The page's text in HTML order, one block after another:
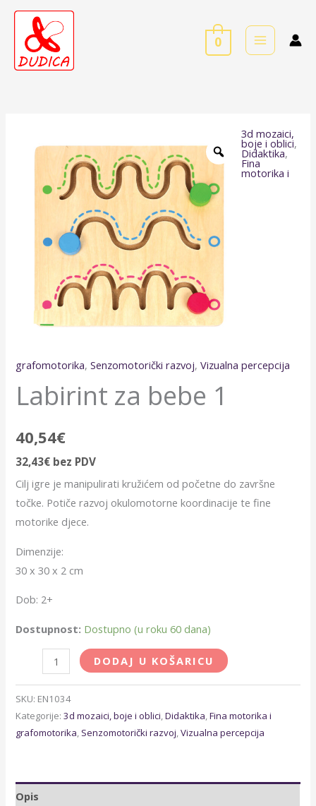
Skip
content
0
3d mozaici,
boje i oblici,
Didaktika,
Fina
motorika i
grafomotorika,Senzomotorički razvoj,Vizualna percepcija
Labirint za bebe 1
40,54€
32,43€ bez PDV
Cilj igre je manipulirati kružićem od početne do završne
točke. Potiče razvoj okulomotorne koordinacije te fine
motorike djece.
Dimenzije:
30 x 30 x 2 cm
Dob: 2+
Dostupnost: Dostupno (u roku 60 dana)
DODAJ U KOŠARICU
SKU: EN1034
Kategorije:3d mozaici, boje i oblici ,Didaktika ,Fina motorika i
grafomotorika Senzomotorički razvoj ,Vizualna percepcija
Opis